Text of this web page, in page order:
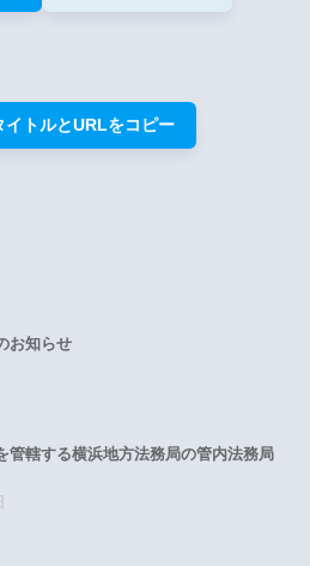
イトルとURLをコピー
お知らせ
管轄する横浜地方法務局の管内法務局